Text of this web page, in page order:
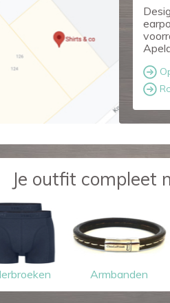
Je outfit compleet
Armbanden